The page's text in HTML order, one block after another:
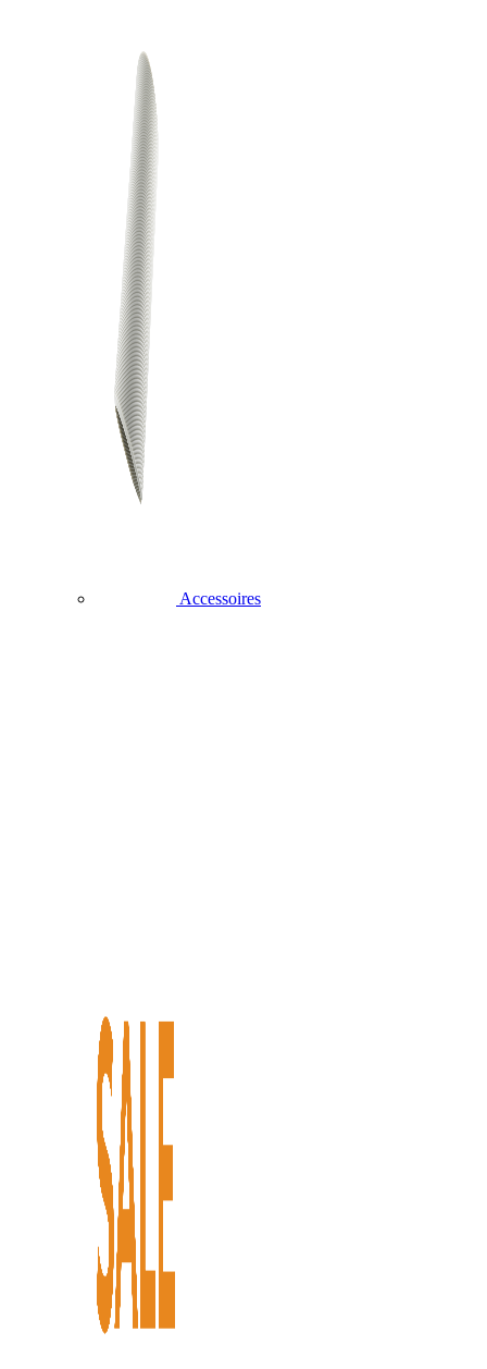
Accessoires